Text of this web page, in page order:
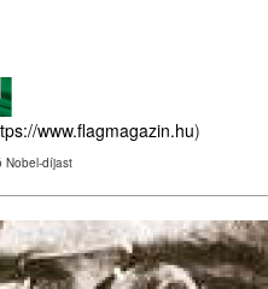
www.flagmagazin.hu)
Nobel-díjast